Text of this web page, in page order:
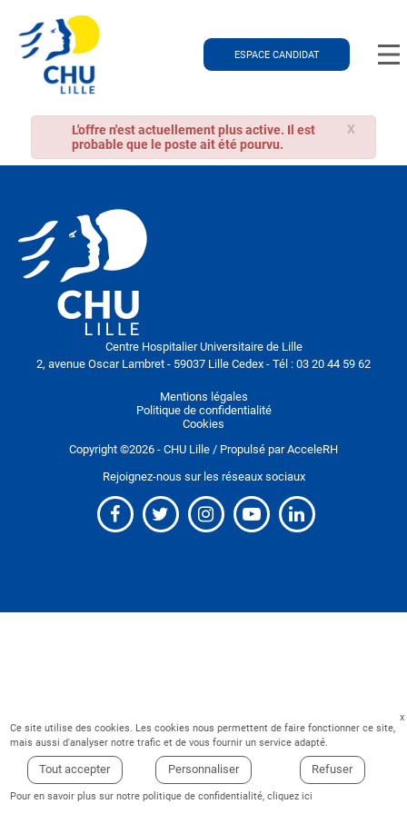
Ce site utilise des cookies. Les cookies nous permettent de faire fonctionner ce site,
mais aussi d'analyser notre trafic et de vous fournir un service adapté.
Tout accepter Personnaliser Refuser
Pour en savoir plus sur notre politique de confidentialité,cliquez ici
ESPACE CANDIDAT
X
L'offre n'est actuellement plus active. Il est
probable que le poste ait été pourvu.
Centre Hospitalier Universitaire de Lille
2, avenue Oscar Lambret - 59037 Lille Cedex - Tél : 03 20 44 59 62
Mentions légales
Politique de confidentialité
Cookies
Copyright ©2026 - CHU Lille / Propulsé parAcceleRH
Rejoignez-nous sur les réseaux sociaux